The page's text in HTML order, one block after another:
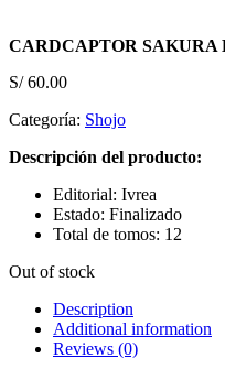
CARDCAPTOR SAKURA
S/60.00
Categoría: Shojo
Descripción del producto:
Editorial: Ivrea
Estado: Finalizado
Total de tomos: 12
Out of stock
Description
Additional information
Reviews (0)